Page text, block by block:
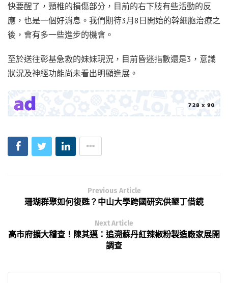
快要醒了，頸椎的損傷部分，目前的右下肢有些活動的反
應，也是一個好消息。我們期待3月8日開始的幹細胞治療之
後，會有多一些進步的機會。
至於送往彰基急救的妹妹現況，目前昏迷指數還是3，意識
狀況及神經功能尚未看出明顯進展。
Previous Article
珊瑚群聚如何復甦？中山大學跨國研究供墾丁借鏡
Next Article
高市府擴大稽查！陳其邁：追溯蘇丹紅辣椒粉製造廠家展開
調查